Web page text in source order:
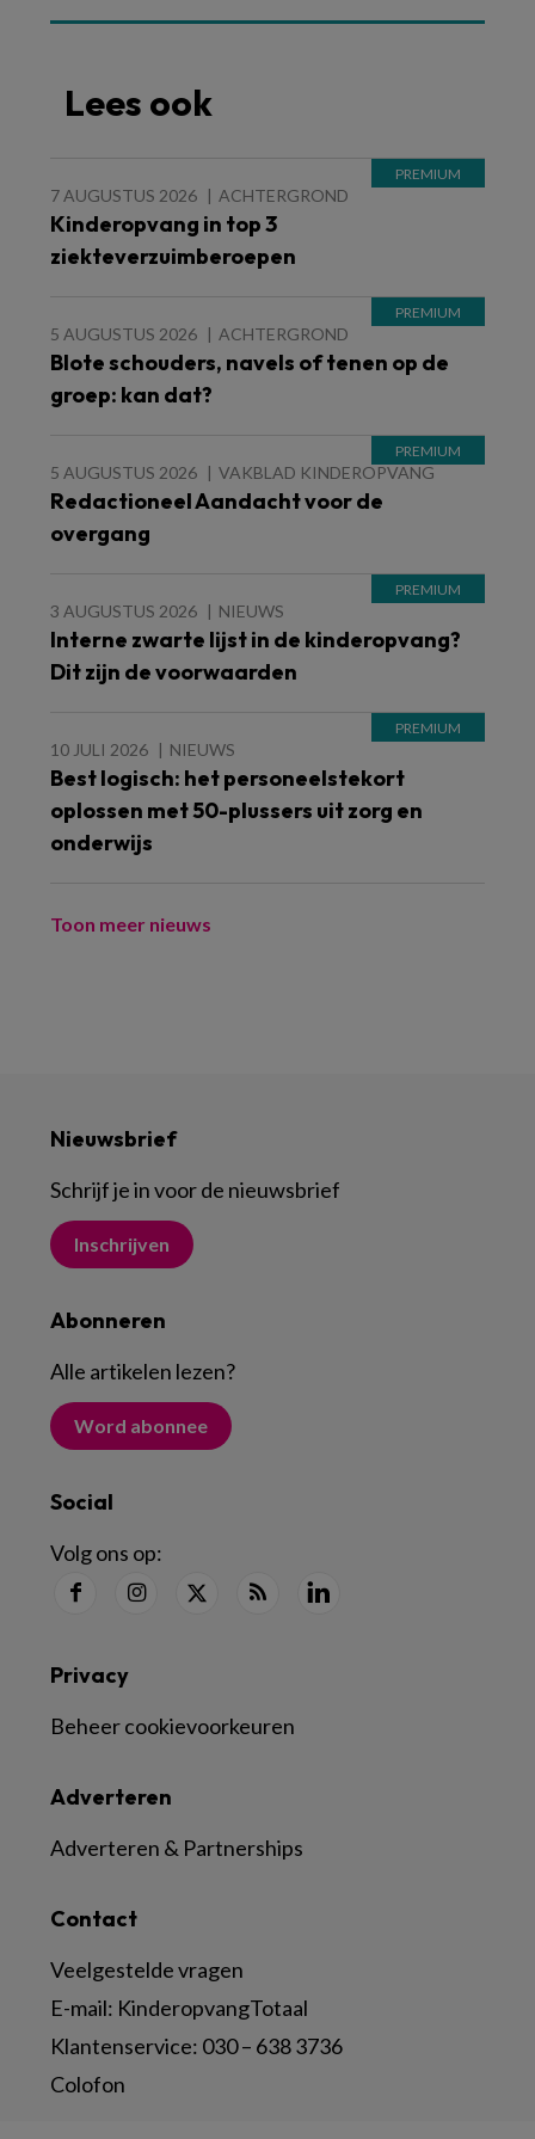
Lees ook
7 AUGUSTUS 2026 ACHTERGROND
Kinderopvang in top 3
ziekteverzuimberoepen
5 AUGUSTUS 2026 ACHTERGROND
Blote schouders, navels of tenen op de
groep: kan dat?
5 AUGUSTUS 2026 VAKBLAD KINDEROPVANG
Redactioneel Aandacht voor de
overgang
3 AUGUSTUS 2026 NIEUWS
Interne zwarte lijst in de kinderopvang?
Dit zijn de voorwaarden
10 JULI 2026 NIEUWS
Best logisch: het personeelstekort
oplossen met 50-plussers uit zorg en
onderwijs
Toon meer nieuws
Nieuwsbrief
Schrijf je in voor de nieuwsbrief
Inschrijven
Abonneren
Alle artikelen lezen?
Word abonnee
Social
Volg ons op:
Contact
Veelgestelde vragen
E-mail: KinderopvangTotaal
Klantenservice: 030 – 638 3736
Colofon
Adverteren
Adverteren & Partnerships
Privacy
Beheer cookievoorkeuren